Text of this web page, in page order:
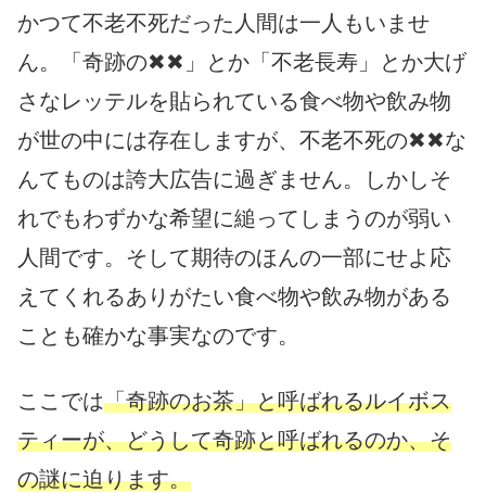
かつて不老不死だった人間は一人もいませ
ん。「奇跡の✖✖」とか「不老長寿」とか大げ
さなレッテルを貼られている食べ物や飲み物
が世の中には存在しますが、不老不死の✖✖な
んてものは誇大広告に過ぎません。しかしそ
れでもわずかな希望に縋ってしまうのが弱い
人間です。そして期待のほんの一部にせよ応
えてくれるありがたい食べ物や飲み物がある
ことも確かな事実なのです。
ここでは「奇跡のお茶」と呼ばれるルイボス
ティーが、どうして奇跡と呼ばれるのか、そ
の謎に迫ります。